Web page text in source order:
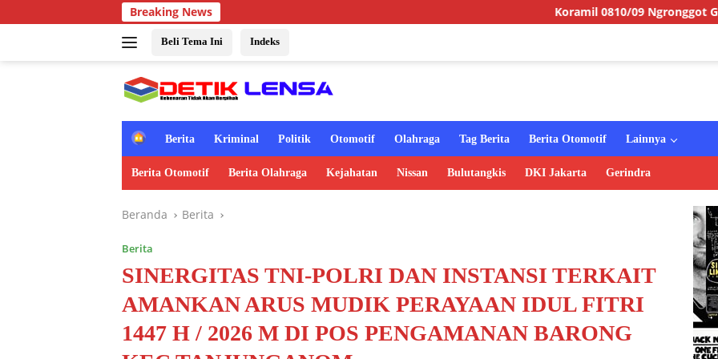
ke
Breaking News Koramil 0810/09 Ngronggot Gelar Jumat
Beli Tema Ini Indeks
H
m
e
Berita Kriminal Politik Otomotif Olahraga Tag Berita Berita Otomotif Lainnya
Berita Otomotif Berita Olahraga Kejahatan Nissan Bulutangkis DKI Jakarta Gerindra
Beranda Berita
Berita
SINERGITAS TNI-POLRI DAN INSTANSI TERKAIT
AMANKAN ARUS MUDIK PERAYAAN IDUL FITRI
1447 H / 2026 M DI POS PENGAMANAN BARONG